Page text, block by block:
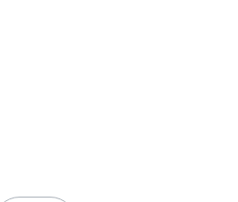
NICHT VERFÜGBAR.)
IST ZURZEIT NICHT VERFÜGBAR.)